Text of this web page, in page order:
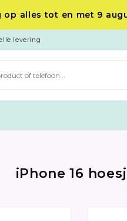
alles tot en met 9
levering
iPhone 16